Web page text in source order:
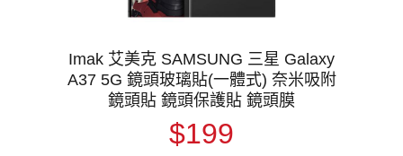
Imak 艾美克 SAMSUNG 三星 Galaxy
A37 5G 鏡頭玻璃貼(一體式) 奈米吸附
鏡頭貼 鏡頭保護貼 鏡頭膜
$199